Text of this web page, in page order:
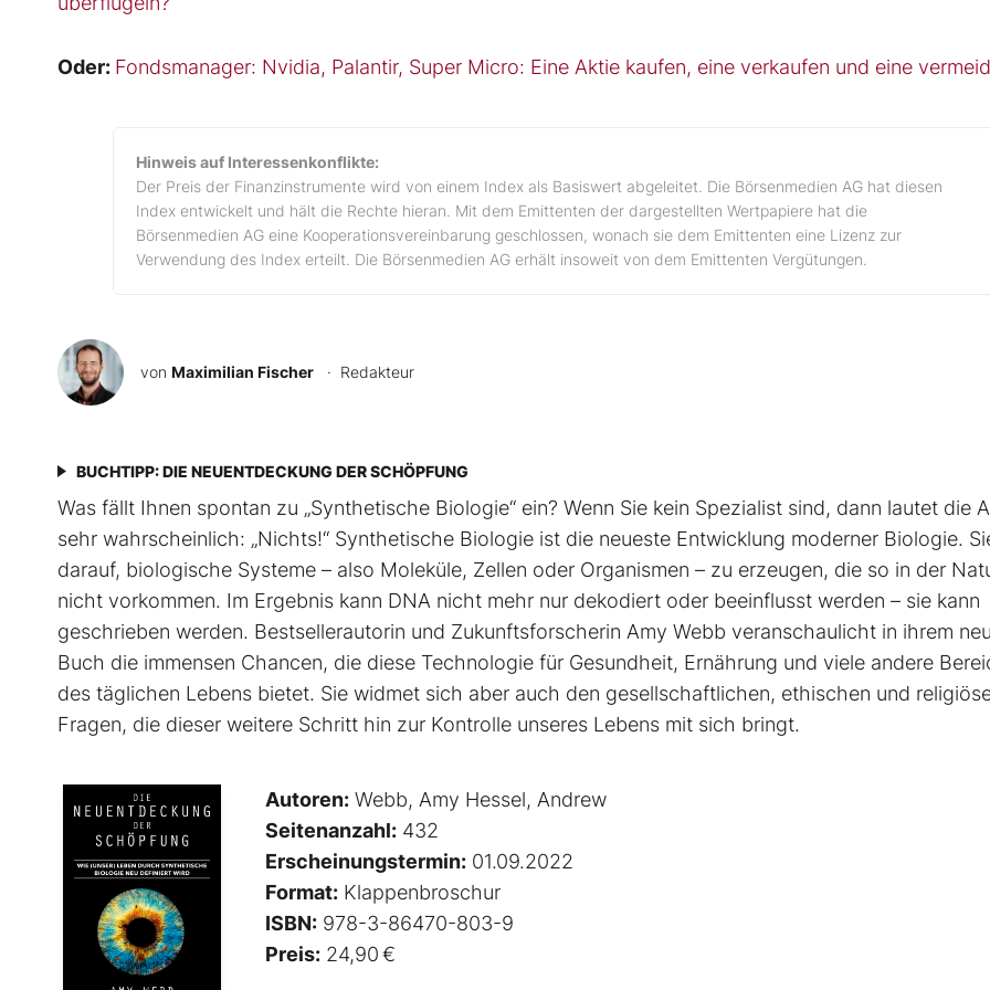
Oder: Fondsmanager: Nvidia, Palantir, Super Micro: Eine Aktie kaufen, eine verkaufen und eine
Hinweis auf Interessenkonflikte:
Der Preis der Finanzinstrumente wird von einem Index als Basiswert abgeleitet. Die Börsenmedien AG hat diesen
Index entwickelt und hält die Rechte hieran. Mit dem Emittenten der dargestellten Wertpapiere hat die
Börsenmedien AG eine Kooperationsvereinbarung geschlossen, wonach sie dem Emittenten eine Lizenz zur
Verwendung des Index erteilt. Die Börsenmedien AG erhält insoweit von dem Emittenten Vergütungen.
von Maximilian Fischer · Redakteur
BUCHTIPP: DIE NEUENTDECKUNG DER SCHÖPFUNG
Was fällt Ihnen spontan zu „Synthetische Biologie“ ein? Wenn Sie kein Spezia­list sind, dann lautet die
sehr wahrscheinlich: „Nichts!“ Synthetische Biologie ist die neueste Entwicklung moderner Biologie.
darauf, biologische Systeme – also Moleküle, Zellen oder Organismen – zu erzeugen, die so in der
nicht vorkommen. Im Ergebnis kann DNA nicht mehr nur dekodiert oder beeinflusst werden – sie kann
geschrieben werden. Best­sellerautorin und Zukunftsforscherin Amy Webb veranschaulicht in ihrem
Buch die immensen Chancen, die diese Technologie für Gesundheit, Ernährung und viele andere
des täglichen Lebens bietet. Sie widmet sich aber auch den gesellschaftlichen, ethischen und
Fragen, die dieser weitere Schritt hin zur Kontrolle unseres Lebens mit sich bringt.
Autoren: Webb, Amy Hessel, Andrew
Seitenanzahl: 432
Erscheinungstermin: 01.09.2022
Format: Klappenbroschur
ISBN: 978-3-86470-803-9
Preis: 24,90 €